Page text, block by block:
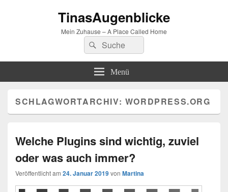
TinasAugenblicke
Mein Zuhause – A Place Called Home
Suchen
nach:
Suchen
Menü
SCHLAGWORTARCHIV: WORDPRESS.ORG
Welche Plugins sind wichtig, zuviel
oder was auch immer?
Veröffentlicht am 24. Januar 2019von Martina